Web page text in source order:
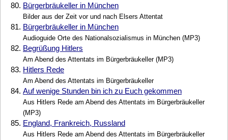
80. Bürgerbräukeller in München
Bilder aus der Zeit vor und nach Elsers Attentat
81. Bürgerbräukeller in München
Audioguide Orte des Nationalsozialismus in München (MP3)
82. Begrüßung Hitlers
Am Abend des Attentats im Bürgerbräukeller (MP3)
83. Hitlers Rede
Am Abend des Attentats im Bürgerbräukeller
84. Auf wenige Stunden bin ich zu Euch gekommen
Aus Hitlers Rede am Abend des Attentats im Bürgerbräukeller
(MP3)
85. England, Frankreich, Russland
Aus Hitlers Rede am Abend des Attentats im Bürgerbräukeller